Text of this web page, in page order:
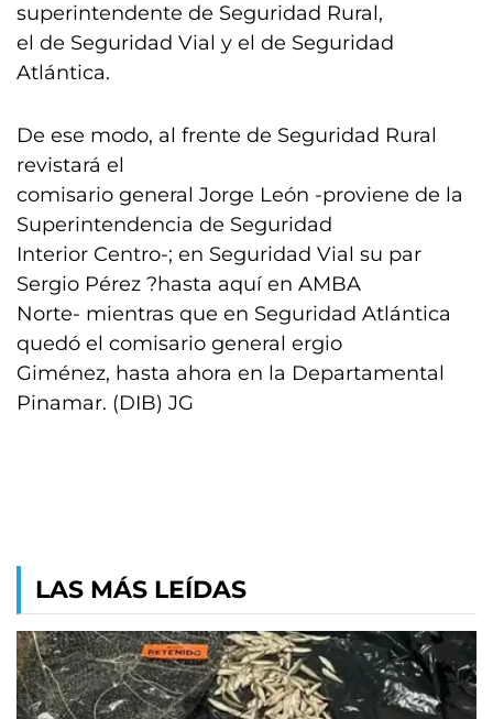
superintendente de Seguridad Rural,
el de Seguridad Vial y el de Seguridad
Atlántica.
De ese modo, al frente de Seguridad Rural
revistará el
comisario general Jorge León -proviene de la
Superintendencia de Seguridad
Interior Centro-; en Seguridad Vial su par
Sergio Pérez ?hasta aquí en AMBA
Norte- mientras que en Seguridad Atlántica
quedó el comisario general ergio
Giménez, hasta ahora en la Departamental
Pinamar. (DIB) JG
LAS MÁS LEÍDAS